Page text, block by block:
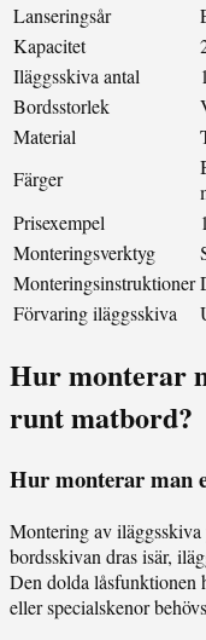
Lanseringsår
Kapacitet
Iläggsskiva antal
Bordsstorlek
Material
Färger
Prisexempel
Monteringsverktyg
Monteringsinstruktioner
Förvaring iläggsskiva
Hur monterar
runt matbord?
Hur monterar man
Montering av
bordsskivan dras isär,
Den dolda låsfunktionen
eller specialskenor